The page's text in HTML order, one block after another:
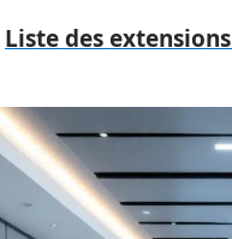
Liste des